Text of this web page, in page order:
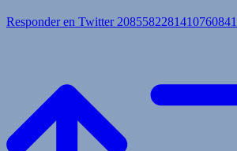
Responder en Twitter 2085582281410760841